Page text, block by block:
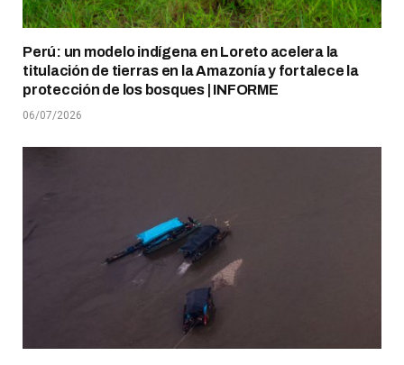
Perú: un modelo indígena en Loreto acelera la
titulación de tierras en la Amazonía y fortalece la
protección de los bosques | INFORME
06/07/2026